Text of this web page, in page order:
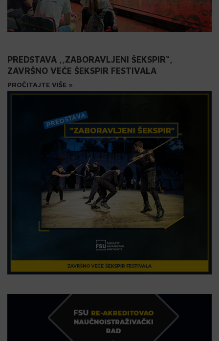
PREDSTAVA ,,ZABORAVLJENI ŠEKSPIR“,
ZAVRŠNO VEČE ŠEKSPIR FESTIVALA
PROČITAJTE VIŠE »